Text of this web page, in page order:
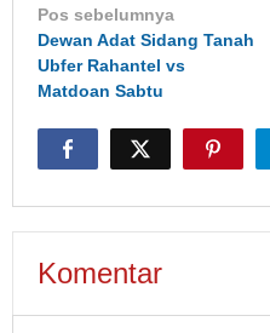
Navigasi
pos
Pos sebelumnya
Dewan Adat Sidang Tanah
Ubfer Rahantel vs
Matdoan Sabtu
Komentar